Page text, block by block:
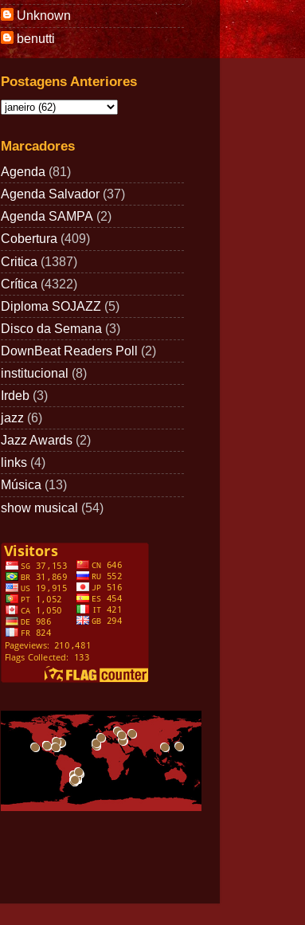
Unknown
benutti
Postagens Anteriores
Marcadores
Agenda (81)
Agenda Salvador (37)
Agenda SAMPA (2)
Cobertura (409)
Critica (1387)
Crítica (4322)
Diploma SOJAZZ (5)
Disco da Semana (3)
DownBeat Readers Poll (2)
institucional (8)
Irdeb (3)
jazz (6)
Jazz Awards (2)
links (4)
Música (13)
show musical (54)